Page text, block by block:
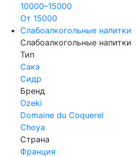
10000–15000
От 15000
Слабоалкогольные напитки
Слабоалкогольные напитки
Тип
Сакэ
Сидр
Бренд
Ozeki
Domaine du Coquerel
Choya
Страна
Франция